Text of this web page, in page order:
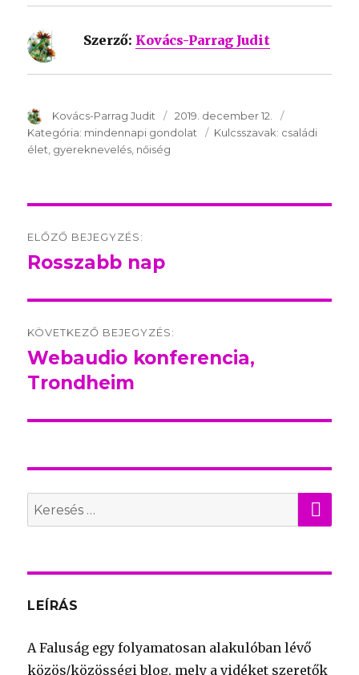
Szerző: Kovács-Parrag Judit
SzerzÅ
Kovács-Parrag Judit Közzétéve:
2019. december 12.
Kategória: Kategória:
mindennapi gondolat Kulcsszavak: Kulcsszavak:
családi
élet gyereknevelés nőiség
navigation
ELŐZŐ BEJEGYZÉS:
Előző
Rosszabb nap
KÖVETKEZŐ BEJEGYZÉS:
Következő
bejegyzés:
Webaudio konferencia,
Trondheim
Search
for:
LEÍRÁS
A Faluság egy folyamatosan alakulóban lévő
közös/közösségi blog, mely a vidéket szeretők